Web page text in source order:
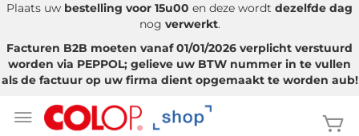
Plaats uw bestelling voor 15u00 en deze wordt dezelfde dag
nog verwerkt.
Facturen B2B moeten vanaf 01/01/2026 verplicht verstuurd
worden via PEPPOL; gelieve uw BTW nummer in te vullen
als de factuur op uw firma dient opgemaakt te worden aub!
naar